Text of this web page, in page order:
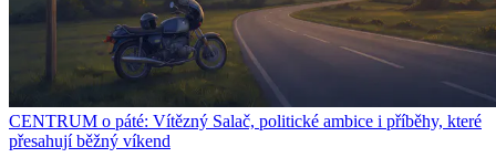
CENTRUM o páté: Vítězný Salač, politické ambice i příběhy, které
přesahují běžný víkend